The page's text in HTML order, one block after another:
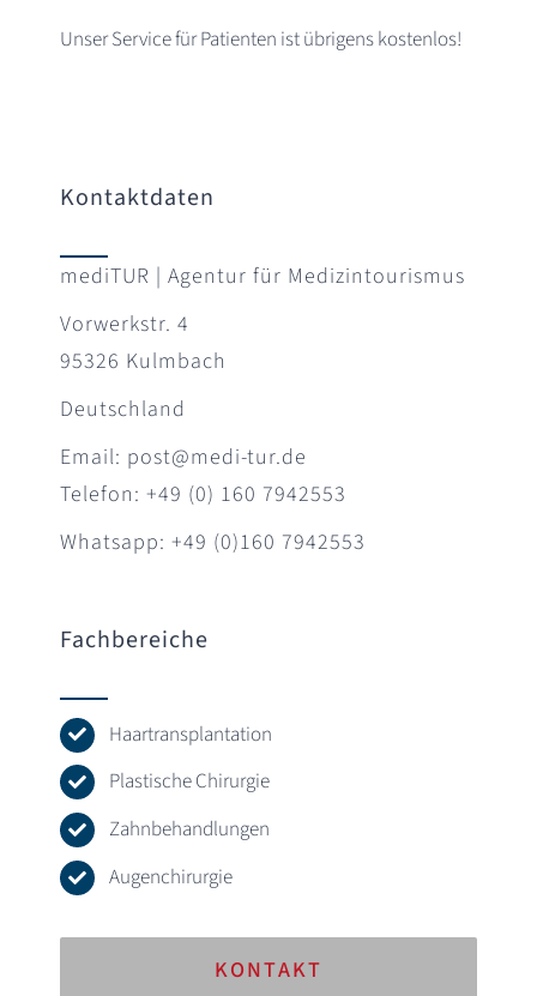
Unser Service für Patienten ist übrigens kostenlos!
Kontaktdaten
mediTUR | Agentur für Medizintourismus
Vorwerkstr. 4
95326 Kulmbach
Deutschland
Email: post@medi-tur.de
Telefon: +49 (0) 160 7942553
Whatsapp: +49 (0)160 7942553
Fachbereiche
Haartransplantation
Plastische Chirurgie
Zahnbehandlungen
Augenchirurgie
KONTAKT